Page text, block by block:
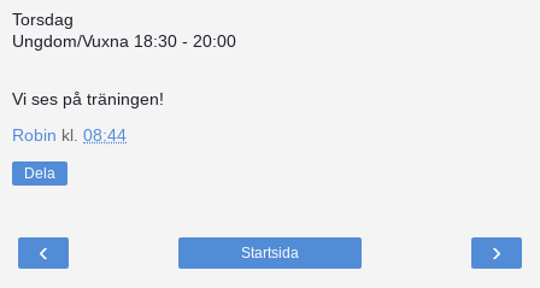
Torsdag
Ungdom/Vuxna 18:30 - 20:00
Vi ses på träningen!
Robin kl. 08:44
Dela
‹ ›
Startsida